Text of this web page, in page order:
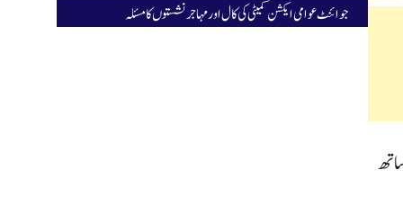
کے ساتھ مل کر 350 سیٹوں کے ساتھ
جوائنٹ عوامی ایکشن کمیٹی کی کال اور مہاجر نشستوں کا مسئلہ